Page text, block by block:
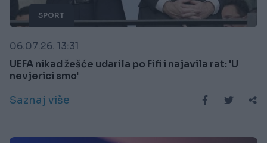
SPORT
06.07.26. 13:31
UEFA nikad žešće udarila po Fifi i najavila rat: 'U
nevjerici smo'
Saznaj više